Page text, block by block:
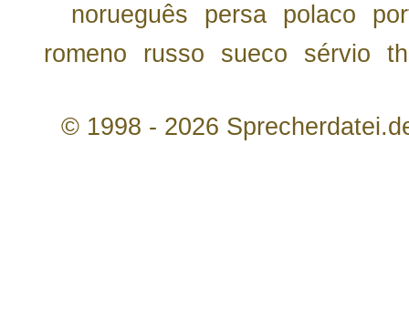
norueguês
persa polaco
romeno
russo sueco sérvio th
© 1998 - 2026